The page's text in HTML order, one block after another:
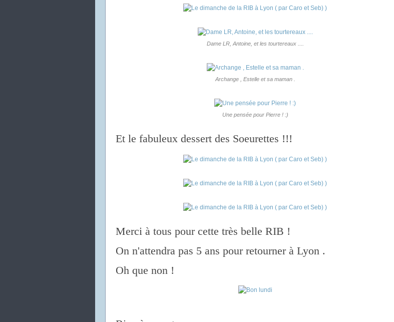
Dame LR, Antoine, et les tourtereaux ....
Archange , Estelle et sa maman .
Une pensée pour Pierre ! :)
Et le fabuleux dessert des Soeurettes !!!
Merci à tous pour cette très belle RIB !
On n'attendra pas 5 ans pour retourner à Lyon .
Oh que non !